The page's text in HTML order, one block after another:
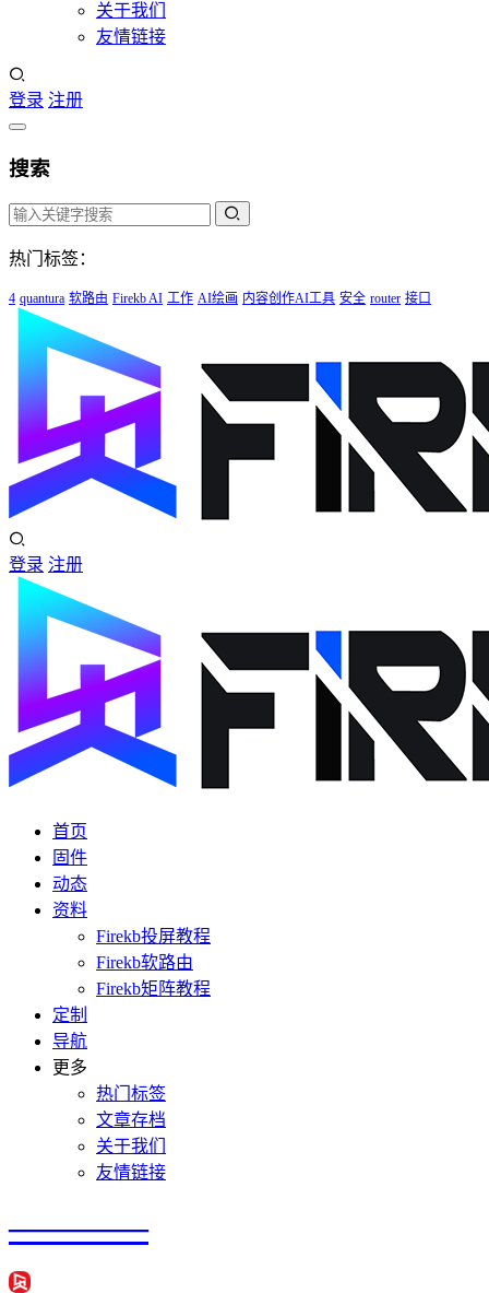
关于我们
友情链接
登录 注册
搜索
热门标签：
4 quantura 软路由 Firekb AI 工作 AI绘画 内容创作AI工具 安全 router 接口
登录 注册
首页
固件
动态
资料
Firekb投屏教程
Firekb软路由
Firekb矩阵教程
定制
导航
更多
热门标签
文章存档
关于我们
友情链接
————